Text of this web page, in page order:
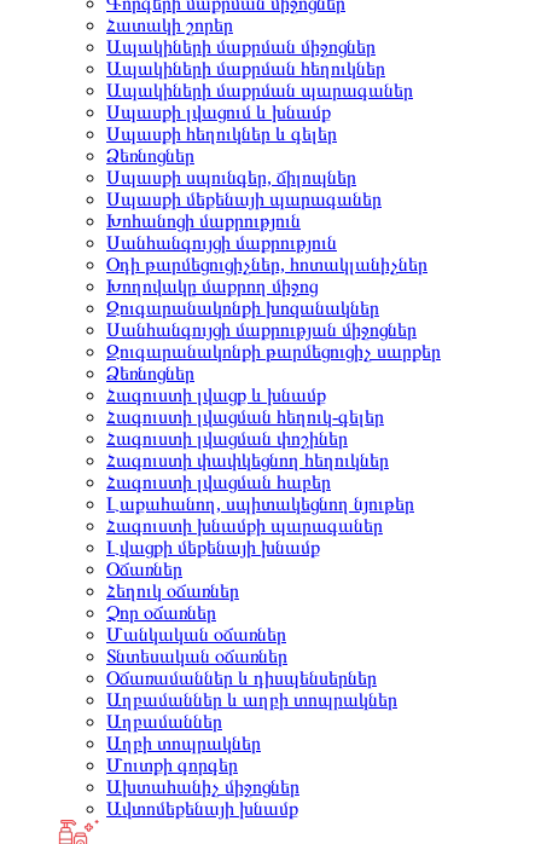
Հատակի շորեր
Ապակիների մաքրման միջոցներ
Ապակիների մաքրման հեղուկներ
Ապակիների մաքրման պարագաներ
Սպասքի լվացում և խնամք
Սպասքի հեղուկներ և գելեր
Ձեռնոցներ
Սպասքի սպունգեր, ճիլոպներ
Սպասքի մեքենայի պարագաներ
Խոհանոցի մաքրություն
Սանհանգույցի մաքրություն
Օդի թարմեցուցիչներ, հոտակլանիչներ
Խողովակը մաքրող միջոց
Զուգարանակոնքի խոզանակներ
Սանհանգույցի մաքրության միջոցներ
Զուգարանակոնքի թարմեցուցիչ սարքեր
Ձեռնոցներ
Հագուստի լվացք և խնամք
Հագուստի լվացման հեղուկ-գելեր
Հագուստի լվացման փոշիներ
Հագուստի փափկեցնող հեղուկներ
Հագուստի լվացման հաբեր
Լաքահանող, սպիտակեցնող նյութեր
Հագուստի խնամքի պարագաներ
Լվացքի մեքենայի խնամք
Օճառներ
Հեղուկ օճառներ
Չոր օճառներ
Մանկական օճառներ
Տնտեսական օճառներ
Օճառամաններ և դիսպենսերներ
Աղբամաններ և աղբի տոպրակներ
Աղբամաններ
Աղբի տոպրակներ
Մուտքի գորգեր
Ախտահանիչ միջոցներ
Ավտոմեքենայի խնամք